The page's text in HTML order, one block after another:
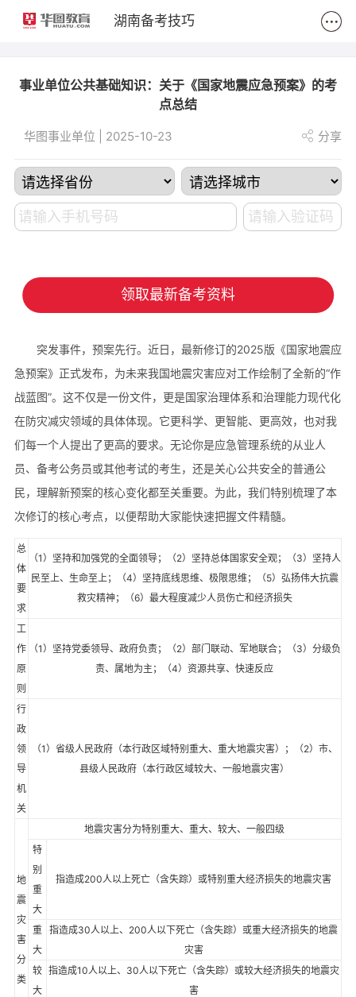
湖南备考技巧
事业单位公共基础知识：关于《国家地震应急预案》的考
点总结
华图事业单位 | 2025-10-23 分享
领取最新备考资料
突发事件，预案先行。近日，最新修订的2025版《国家地震应
急预案》正式发布，为未来我国地震灾害应对工作绘制了全新的“作
战蓝图”。这不仅是一份文件，更是国家治理体系和治理能力现代化
在防灾减灾领域的具体体现。它更科学、更智能、更高效，也对我
们每一个人提出了更高的要求。无论你是应急管理系统的从业人
员、备考公务员或其他考试的考生，还是关心公共安全的普通公
民，理解新预案的核心变化都至关重要。为此，我们特别梳理了本
次修订的核心考点，以便帮助大家能快速把握文件精髓。
总
体
要
求
（1）坚持和加强党的全面领导；（2）坚持总体国家安全观；（3）坚持人
民至上、生命至上；（4）坚持底线思维、极限思维；（5）弘扬伟大抗震
救灾精神；（6）最大程度减少人员伤亡和经济损失
工
作
原
则
（1）坚持党委领导、政府负责；（2）部门联动、军地联合；（3）分级负
责、属地为主；（4）资源共享、快速反应
行
政
领
导
机
关
（1）省级人民政府（本行政区域特别重大、重大地震灾害）；（2）市、
县级人民政府（本行政区域较大、一般地震灾害）
地
震
灾
害
分
类
地震灾害分为特别重大、重大、较大、一般四级
特
别
重
大
指造成200人以上死亡（含失踪）或特别重大经济损失的地震灾害
重
大
指造成30人以上、200人以下死亡（含失踪）或重大经济损失的地震
灾害
较
大
指造成10人以上、30人以下死亡（含失踪）或较大经济损失的地震灾
害